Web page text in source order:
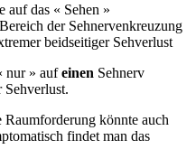
das « Sehen »
der Sehnervenkreuzung
beidseitiger Sehverlust
nur » aufeinen Sehnerv
Sehverlust.
könnte auch
findet man das